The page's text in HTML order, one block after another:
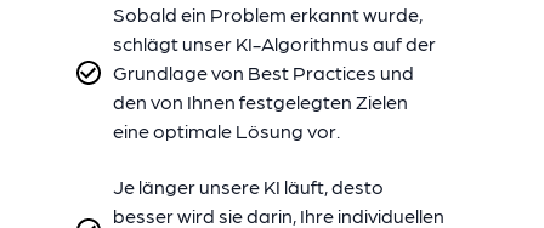
Sobald ein Problem erkannt wurde,
schlägt unser KI-Algorithmus auf der
Grundlage von Best Practices und
den von Ihnen festgelegten Zielen
eine optimale Lösung vor.
Je länger unsere KI läuft, desto
besser wird sie darin, Ihre individuellen